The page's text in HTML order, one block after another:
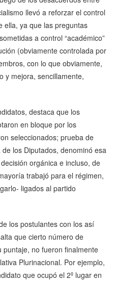
llevó a reforzar el control
ella, ya que las preguntas
a control “académico”
(obviamente controlada por
con lo que obviamente,
y mejora, sencillamente,
destaca que los
en bloque por los
seleccionados; prueba de
los Diputados, denominó esa
orgánica e incluso, de
trabajó para el régimen,
ligados al partido
los postulantes con los así
que cierto número de
no fueron finalmente
Plurinacional. Por ejemplo,
que ocupó el 2º lugar en